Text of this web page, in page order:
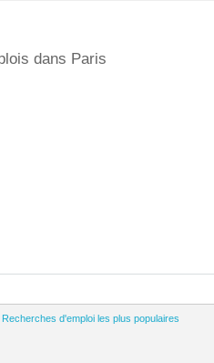
dans Paris
Recherches d'emploi les plus populaires